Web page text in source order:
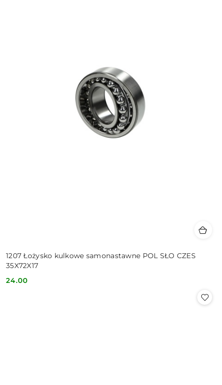
1207 Łożysko kulkowe samonastawne POL SŁO CZES
35X72X17
Cena:
24.00